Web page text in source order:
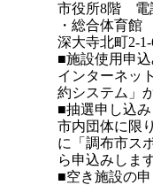
市役所8階 電
・総合体育館
深大寺北町2-
■施設使用申込
インターネッ
約システム」
■抽選申し込み
市内団体に限
に「調布市ス
ら申込みします
■空き施設の